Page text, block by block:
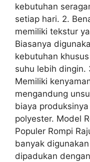
kebutuhan
setiap hari. 2.
memiliki tekstur
Biasanya
kebutuhan
suhu lebih dingin.
Memiliki
mengandung
biaya
polyester. Model
Populer Rompi
banyak
dipadukan